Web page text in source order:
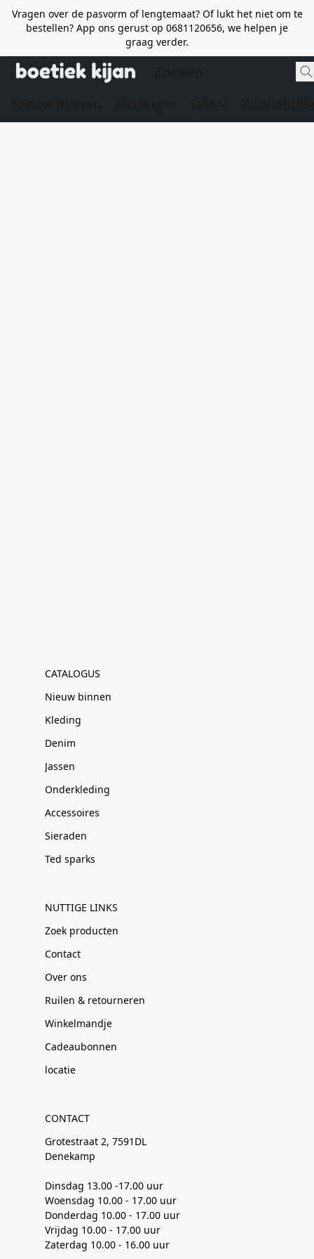
Vragen over de pasvorm of lengtemaat? Of lukt het niet om te
bestellen? App ons gerust op 0681120656, we helpen je
graag verder.
CATALOGUS
Nieuw binnen
Kleding
Denim
Jassen
Onderkleding
Accessoires
Sieraden
Ted sparks
NUTTIGE LINKS
Zoek producten
Contact
Over ons
Ruilen & retourneren
Winkelmandje
Cadeaubonnen
locatie
CONTACT
Grotestraat 2, 7591DL
Denekamp
Dinsdag 13.00 -17.00 uur
Woensdag 10.00 - 17.00 uur
Donderdag 10.00 - 17.00 uur
Vrijdag 10.00 - 17.00 uur
Zaterdag 10.00 - 16.00 uur